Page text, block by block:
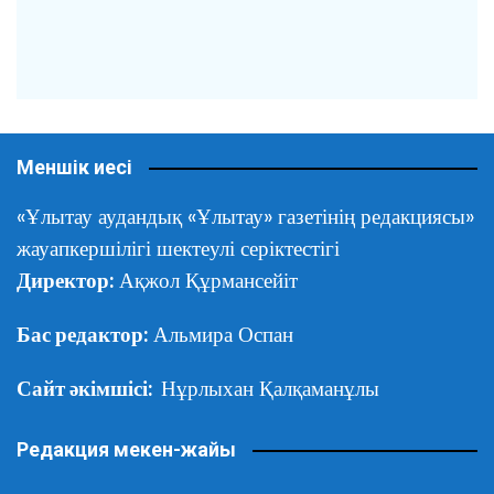
Меншік иесі
«Ұлытау аудандық «Ұлытау» газетінің редакциясы»
жауапкершілігі шектеулі серіктестігі
Директор: Ақжол Құрмансейіт
Бас редактор: Альмира Оспан
Сайт әкімшісі: Нұрлыхан Қалқаманұлы
Редакция мекен-жайы